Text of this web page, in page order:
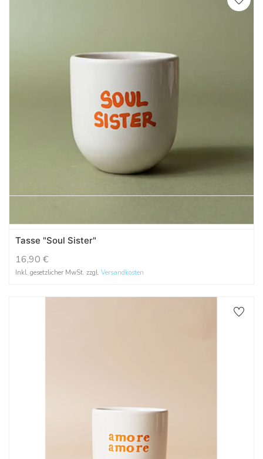
Tasse "Soul Sister"
16,90 €
Inkl. gesetzlicher MwSt. zzgl. Versandkosten